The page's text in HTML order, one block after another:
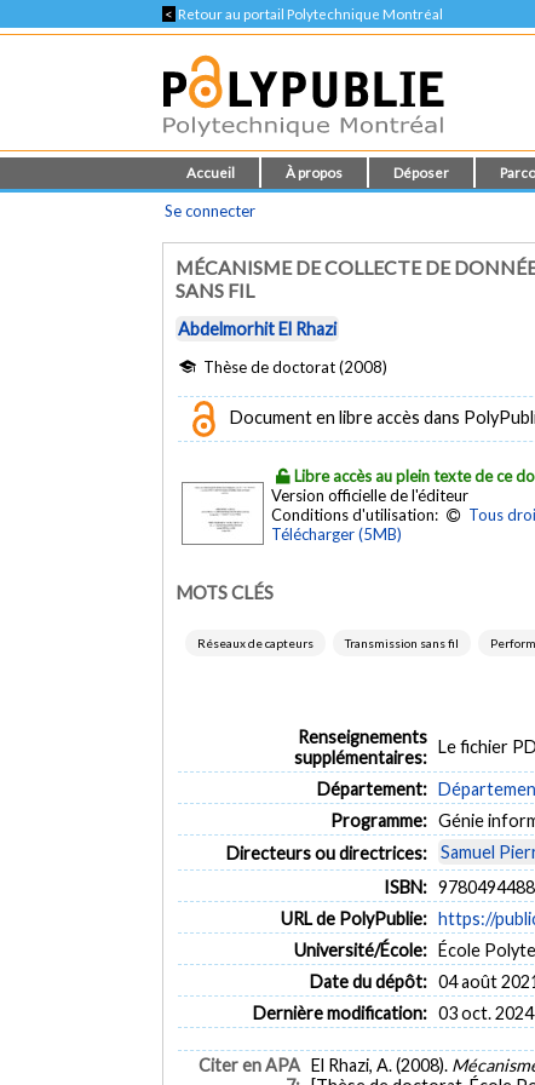
< Retour au portail Polytechnique Montréal
Accueil À propos Déposer
Se connecter
MÉCANISME DE COLLECTE DE
SANS FIL
Abdelmorhit El Rhazi
Thèse de doctorat (2008)
Document en libre accès dans
Libre accès au plein texte de ce
Version officielle de l'éditeur
Conditions d'utilisation:
Tous
Télécharger (5MB)
MOTS CLÉS
Réseaux de capteurs Transmission sans fil
Renseignements
supplémentaires:
Le fichier
Département:
Programme: Génie
Directeurs ou directrices:
Samuel
ISBN:
URL de PolyPublie: https://
Université/École: École
Date du dépôt: 04 août
Dernière modification: 03 oct.
Citer en APA El Rhazi, A. (2008).